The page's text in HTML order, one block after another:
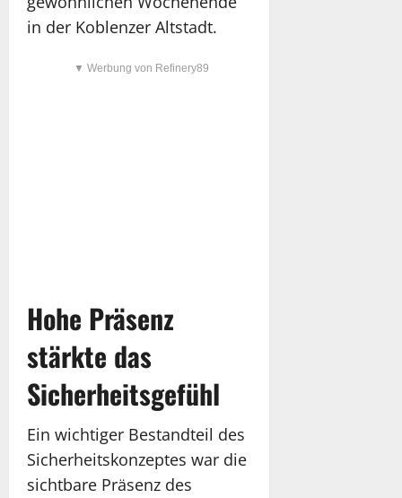
in der Koblenzer Altstadt.
▼ Werbung von Refinery89
Hohe Präsenz
stärkte das
Sicherheitsgefühl
Ein wichtiger Bestandteil des
Sicherheitskonzeptes war die
sichtbare Präsenz des